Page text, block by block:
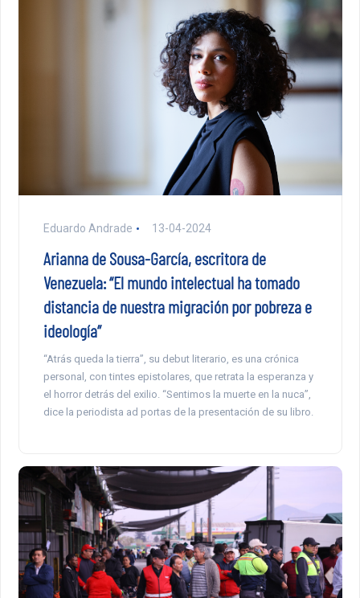
Eduardo Andrade 13-04-2024
Arianna de Sousa-García, escritora de
Venezuela: “El mundo intelectual ha tomado
distancia de nuestra migración por pobreza e
ideología”
“Atrás queda la tierra”, su debut literario, es una crónica
personal, con tintes epistolares, que retrata la esperanza y
el horror detrás del exilio. “Sentimos la muerte en la nuca”,
dice la periodista ad portas de la presentación de su libro.